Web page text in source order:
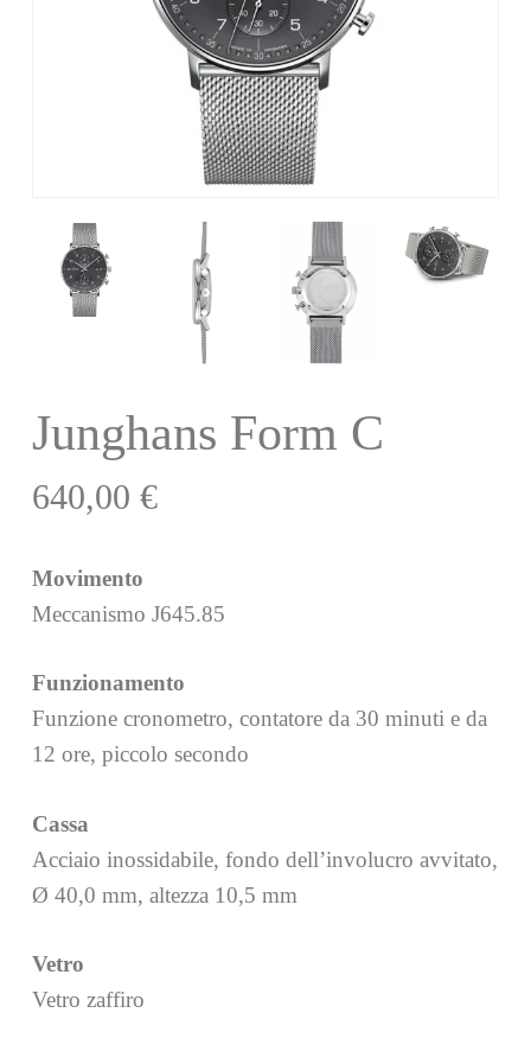
Junghans Form C
640,00 €
Movimento
Meccanismo J645.85
Funzionamento
Funzione cronometro, contatore da 30 minuti e da
12 ore, piccolo secondo
Cassa
Acciaio inossidabile, fondo dell’involucro avvitato,
Ø 40,0 mm, altezza 10,5 mm
Vetro
Vetro zaffiro